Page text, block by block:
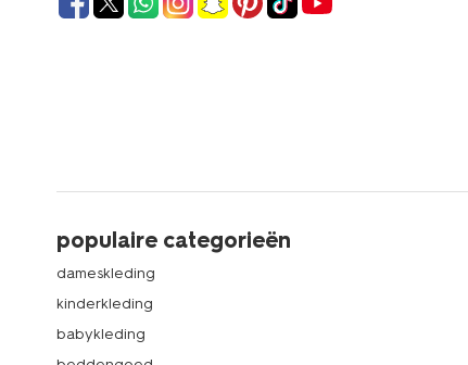
populaire categorieën
dameskleding
kinderkleding
babykleding